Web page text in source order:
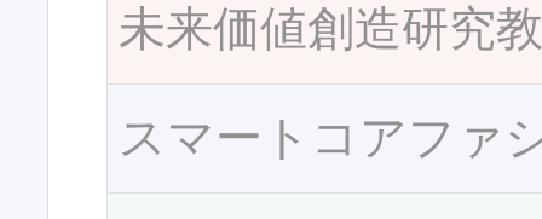
未来価値創造研究
スマートコアファ